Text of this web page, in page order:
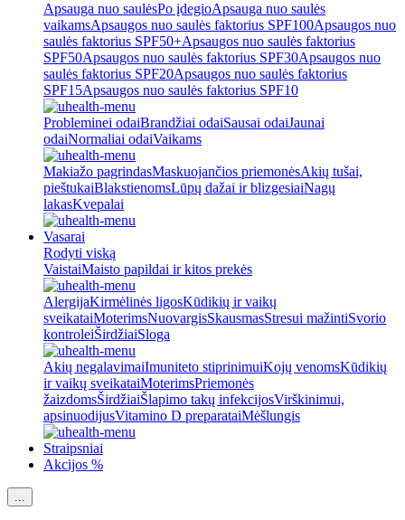
Apsauga nuo saulėsPo įdegioApsauga nuo saulės
vaikamsApsaugos nuo saulės faktorius SPF100Apsaugos nuo
saulės faktorius SPF50+Apsaugos nuo saulės faktorius
SPF50Apsaugos nuo saulės faktorius SPF30Apsaugos nuo
saulės faktorius SPF20Apsaugos nuo saulės faktorius
SPF15Apsaugos nuo saulės faktorius SPF10
Probleminei odaiBrandžiai odaiSausai odaiJaunai
odaiNormaliai odaiVaikams
Makiažo pagrindasMaskuojančios priemonėsAkių tušai,
pieštukaiBlakstienomsLūpų dažai ir blizgesiaiNagų
lakasKvepalai
Vasarai
Rodyti viską
VaistaiMaisto papildai ir kitos prekės
AlergijaKirmėlinės ligosKūdikių ir vaikų
sveikataiMoterimsNuovargisSkausmasStresui mažintiSvorio
kontroleiŠirdžiaiSloga
Akių negalavimaiImuniteto stiprinimuiKojų venomsKūdikių
ir vaikų sveikataiMoterimsPriemonės
žaizdomsŠirdžiaiŠlapimo takų infekcijosVirškinimui,
apsinuodijusVitamino D preparataiMėšlungis
Straipsniai
Akcijos %
...